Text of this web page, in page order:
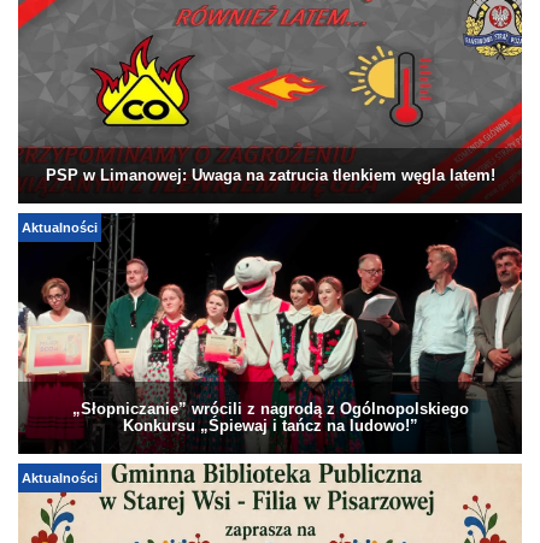
PSP w Limanowej: Uwaga na zatrucia tlenkiem węgla latem!
Aktualności
„Słopniczanie” wrócili z nagrodą z Ogólnopolskiego
Konkursu „Śpiewaj i tańcz na ludowo!”
Aktualności